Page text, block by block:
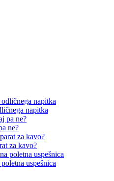
napitka
ne?
za kavo?
uspešnica